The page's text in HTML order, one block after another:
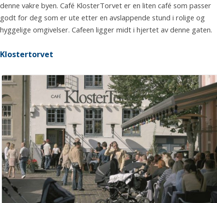
denne vakre byen. Café KlosterTorvet er en liten café som passer
godt for deg som er ute etter en avslappende stund i rolige og
hyggelige omgivelser. Cafeen ligger midt i hjertet av denne gaten.
Klostertorvet